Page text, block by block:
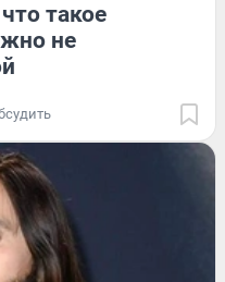
такое
не